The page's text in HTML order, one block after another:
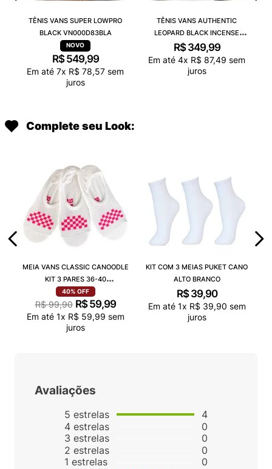
TÊNIS VANS SUPER LOWPRO
BLACK VN000D83BLA
R$ 549,99
Em até 7x R$ 78,57 sem
juros
TÊNIS VANS AUTHENTIC
LEOPARD BLACK INCENSE
VN000D6GGR4
R$ 349,99
Em até 4x R$ 87,49 sem
juros
Complete seu Look:
MEIA VANS CLASSIC CANOODLE
KIT 3 PARES 36-40
VN000QCAJU4
40% OFF
R$ 99,90 R$ 59,99
Em até 1x R$ 59,99 sem
juros
KIT COM 3 MEIAS PUKET CANO
ALTO BRANCO
R$ 39,90
Em até 1x R$ 39,90 sem
juros
Avaliações
5 estrelas
4 estrelas
3 estrelas
2 estrelas
1 estrelas
4
0
0
0
0